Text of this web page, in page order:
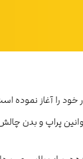
کار خود را
پراپ و بدن